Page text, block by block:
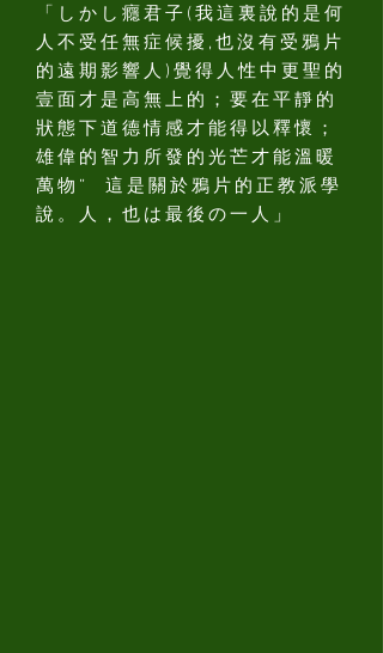
「しかし癮君子(我這裏說的是何
人不受任無症候擾,也沒有受鴉片
的遠期影響人)覺得人性中更聖的
壹面才是高無上的；要在平靜的
狀態下道德情感才能得以釋懷；
雄偉的智力所發的光芒才能溫暖
萬物” 這是關於鴉片的正教派學
說。人，也は最後の一人」